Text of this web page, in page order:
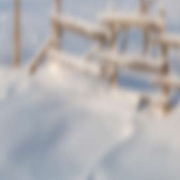
Canada